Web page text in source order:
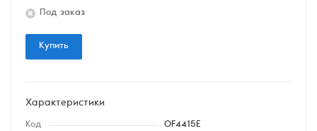
Под заказ
Купить
Характеристики
Код OF4415E